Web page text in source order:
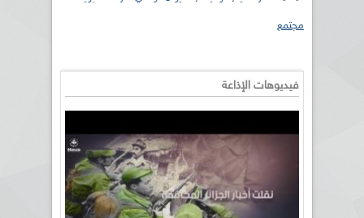
مجتمع
فيديوهات الإذاعة